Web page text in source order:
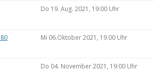
Do 19. Aug. 2021, 19:00 Uhr
Mi 06.Oktober 2021, 19.00 Uhr
Do 04. November 2021, 19:00 Uhr